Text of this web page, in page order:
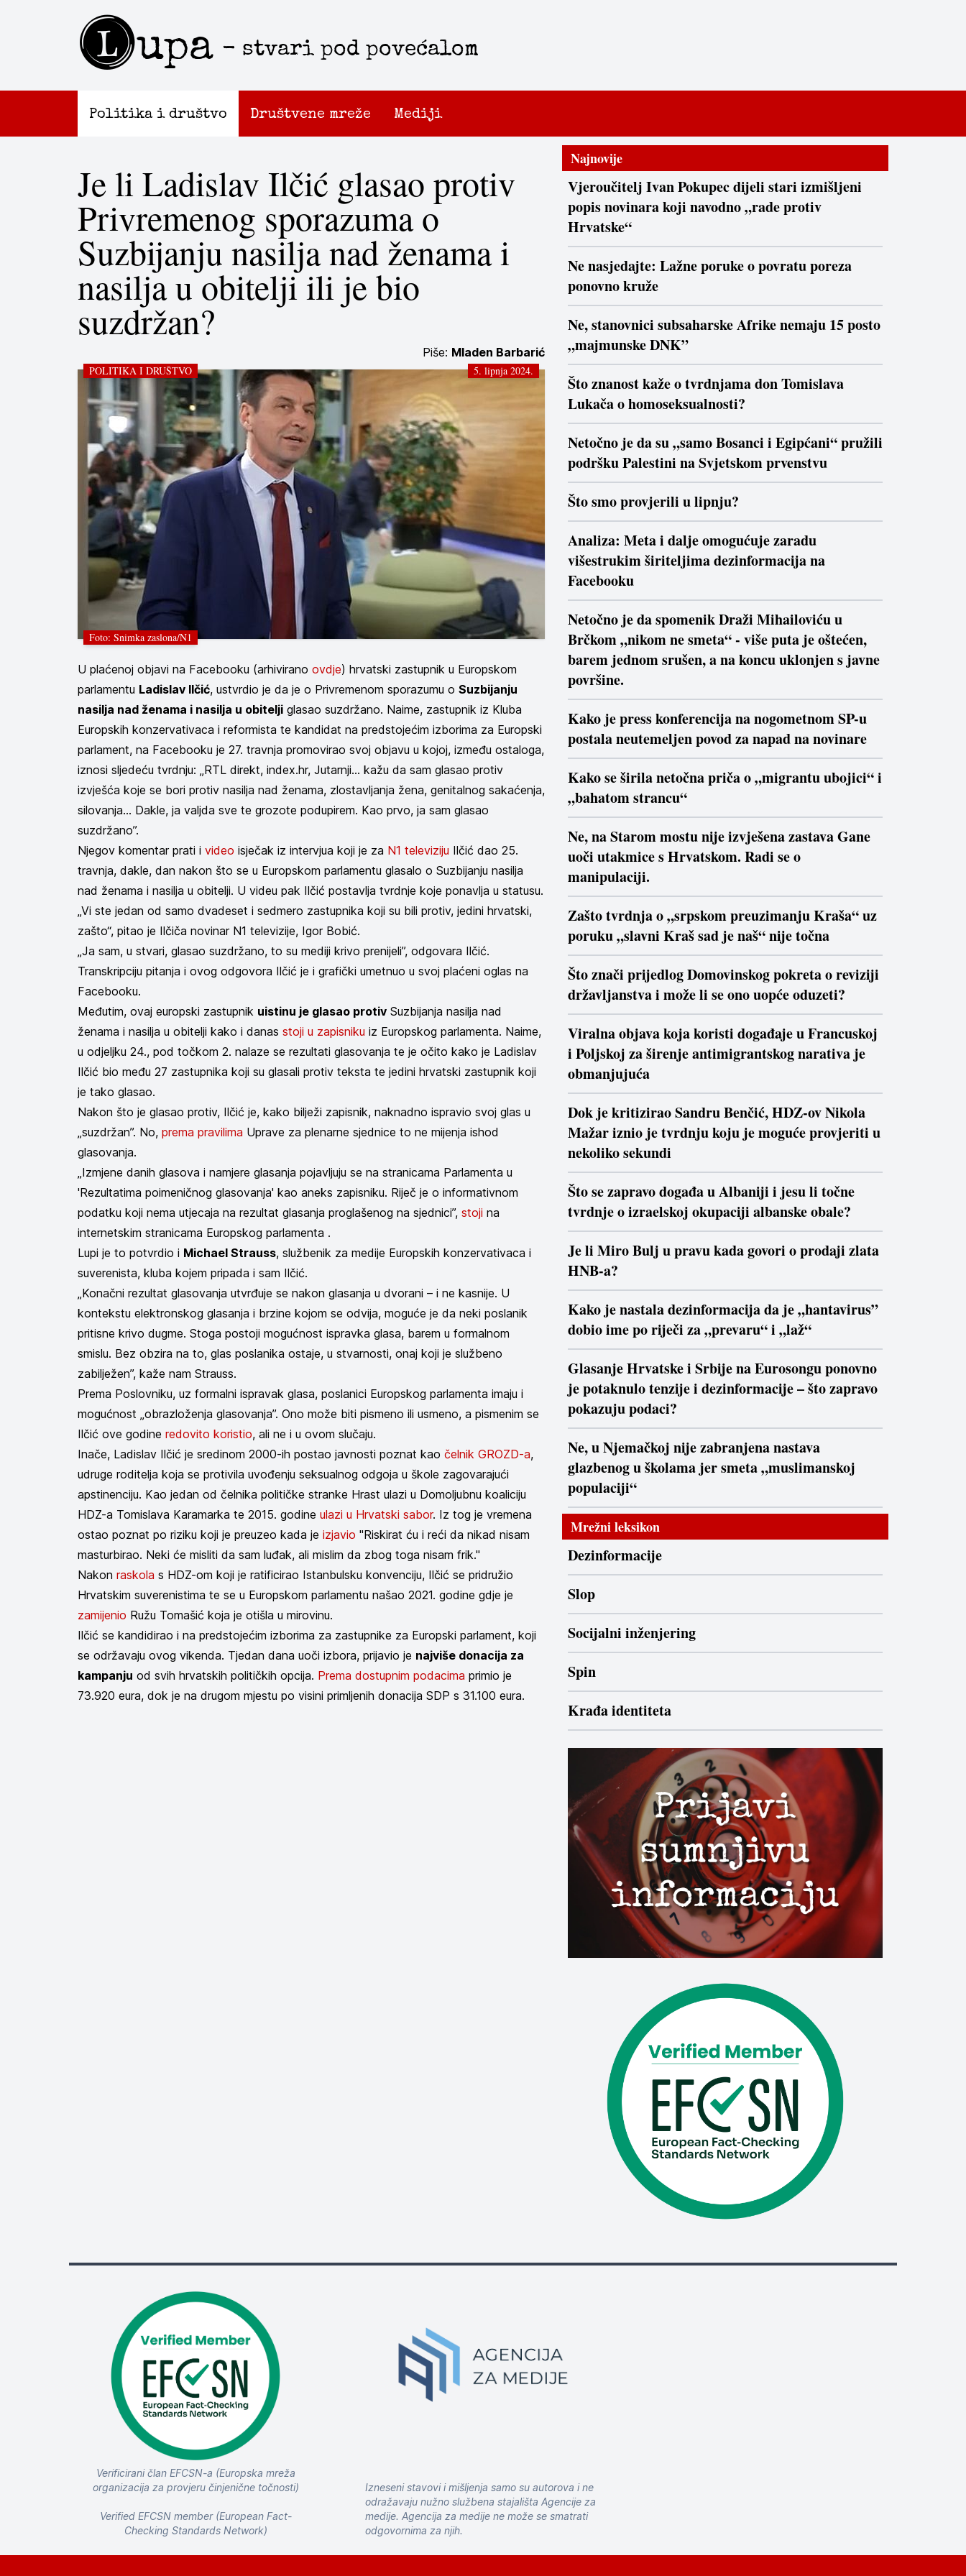
Lupa - stvari pod povećalom
Politika i društvo Društvene mreže Mediji
Je li Ladislav Ilčić glasao protiv
Privremenog sporazuma o
Suzbijanju nasilja nad ženama i
nasilja u obitelji ili je bio
suzdržan?
Piše: Mladen Barbarić
POLITIKA I DRUŠTVO 5. lipnja 2024.
Foto: Snimka zaslona/N1
U plaćenoj objavi na Facebooku (arhivirano ovdje) hrvatski zastupnik u Europskom
parlamentu Ladislav Ilčić, ustvrdio je da je o Privremenom sporazumu o Suzbijanju
nasilja nad ženama i nasilja u obitelji glasao suzdržano. Naime, zastupnik iz Kluba
Europskih konzervativaca i reformista te kandidat na predstojećim izborima za Europski
parlament, na Facebooku je 27. travnja promovirao svoj objavu u kojoj, između ostaloga,
iznosi sljedeću tvrdnju: „RTL direkt, index.hr, Jutarnji... kažu da sam glasao protiv
izvješća koje se bori protiv nasilja nad ženama, zlostavljanja žena, genitalnog sakaćenja,
silovanja... Dakle, ja valjda sve te grozote podupirem. Kao prvo, ja sam glasao
suzdržano”.
Njegov komentar prati i video isječak iz intervjua koji je za N1 televiziju Ilčić dao 25.
travnja, dakle, dan nakon što se u Europskom parlamentu glasalo o Suzbijanju nasilja
nad ženama i nasilja u obitelji. U videu pak Ilčić postavlja tvrdnje koje ponavlja u statusu.
„Vi ste jedan od samo dvadeset i sedmero zastupnika koji su bili protiv, jedini hrvatski,
zašto“, pitao je Ilčiča novinar N1 televizije, Igor Bobić.
„Ja sam, u stvari, glasao suzdržano, to su mediji krivo prenijeli”, odgovara Ilčić.
Transkripciju pitanja i ovog odgovora Ilčić je i grafički umetnuo u svoj plaćeni oglas na
Facebooku.
Međutim, ovaj europski zastupnik uistinu je glasao protiv Suzbijanja nasilja nad
ženama i nasilja u obitelji kako i danas stoji u zapisniku iz Europskog parlamenta. Naime,
u odjeljku 24., pod točkom 2. nalaze se rezultati glasovanja te je očito kako je Ladislav
Ilčić bio među 27 zastupnika koji su glasali protiv teksta te jedini hrvatski zastupnik koji
je tako glasao.
Nakon što je glasao protiv, Ilčić je, kako bilježi zapisnik, naknadno ispravio svoj glas u
„suzdržan”. No, prema pravilima Uprave za plenarne sjednice to ne mijenja ishod
glasovanja.
„Izmjene danih glasova i namjere glasanja pojavljuju se na stranicama Parlamenta u
'Rezultatima poimeničnog glasovanja' kao aneks zapisniku. Riječ je o informativnom
podatku koji nema utjecaja na rezultat glasanja proglašenog na sjednici”, stoji na
internetskim stranicama Europskog parlamenta .
Lupi je to potvrdio i Michael Strauss, službenik za medije Europskih konzervativaca i
suverenista, kluba kojem pripada i sam Ilčić.
„Konačni rezultat glasovanja utvrđuje se nakon glasanja u dvorani – i ne kasnije. U
kontekstu elektronskog glasanja i brzine kojom se odvija, moguće je da neki poslanik
pritisne krivo dugme. Stoga postoji mogućnost ispravka glasa, barem u formalnom
smislu. Bez obzira na to, glas poslanika ostaje, u stvarnosti, onaj koji je službeno
zabilježen”, kaže nam Strauss.
Prema Poslovniku, uz formalni ispravak glasa, poslanici Europskog parlamenta imaju i
mogućnost „obrazloženja glasovanja”. Ono može biti pismeno ili usmeno, a pismenim se
Ilčić ove godine redovito koristio, ali ne i u ovom slučaju.
Inače, Ladislav Ilčić je sredinom 2000-ih postao javnosti poznat kao čelnik GROZD-a,
udruge roditelja koja se protivila uvođenju seksualnog odgoja u škole zagovarajući
apstinenciju. Kao jedan od čelnika političke stranke Hrast ulazi u Domoljubnu koaliciju
HDZ-a Tomislava Karamarka te 2015. godine ulazi u Hrvatski sabor. Iz tog je vremena
ostao poznat po riziku koji je preuzeo kada je izjavio "Riskirat ću i reći da nikad nisam
masturbirao. Neki će misliti da sam luđak, ali mislim da zbog toga nisam frik."
Nakon raskola s HDZ-om koji je ratificirao Istanbulsku konvenciju, Ilčić se pridružio
Hrvatskim suverenistima te se u Europskom parlamentu našao 2021. godine gdje je
zamijenio Ružu Tomašić koja je otišla u mirovinu.
Ilčić se kandidirao i na predstojećim izborima za zastupnike za Europski parlament, koji
se održavaju ovog vikenda. Tjedan dana uoči izbora, prijavio je najviše donacija za
kampanju od svih hrvatskih političkih opcija. Prema dostupnim podacima primio je
73.920 eura, dok je na drugom mjestu po visini primljenih donacija SDP s 31.100 eura.
Najnovije
Vjeroučitelj Ivan Pokupec dijeli stari izmišljeni
popis novinara koji navodno „rade protiv
Hrvatske“
Ne nasjedajte: Lažne poruke o povratu poreza
ponovno kruže
Ne, stanovnici subsaharske Afrike nemaju 15 posto
„majmunske DNK”
Što znanost kaže o tvrdnjama don Tomislava
Lukača o homoseksualnosti?
Netočno je da su „samo Bosanci i Egipćani“ pružili
podršku Palestini na Svjetskom prvenstvu
Što smo provjerili u lipnju?
Analiza: Meta i dalje omogućuje zaradu
višestrukim širiteljima dezinformacija na
Facebooku
Netočno je da spomenik Draži Mihailoviću u
Brčkom „nikom ne smeta“ - više puta je oštećen,
barem jednom srušen, a na koncu uklonjen s javne
površine.
Kako je press konferencija na nogometnom SP-u
postala neutemeljen povod za napad na novinare
Kako se širila netočna priča o „migrantu ubojici“ i
„bahatom strancu“
Ne, na Starom mostu nije izvješena zastava Gane
uoči utakmice s Hrvatskom. Radi se o
manipulaciji.
Zašto tvrdnja o „srpskom preuzimanju Kraša“ uz
poruku „slavni Kraš sad je naš“ nije točna
Što znači prijedlog Domovinskog pokreta o reviziji
državljanstva i može li se ono uopće oduzeti?
Viralna objava koja koristi događaje u Francuskoj
i Poljskoj za širenje antimigrantskog narativa je
obmanjujuća
Dok je kritizirao Sandru Benčić, HDZ-ov Nikola
Mažar iznio je tvrdnju koju je moguće provjeriti u
nekoliko sekundi
Što se zapravo događa u Albaniji i jesu li točne
tvrdnje o izraelskoj okupaciji albanske obale?
Je li Miro Bulj u pravu kada govori o prodaji zlata
HNB-a?
Kako je nastala dezinformacija da je „hantavirus”
dobio ime po riječi za „prevaru“ i „laž“
Glasanje Hrvatske i Srbije na Eurosongu ponovno
je potaknulo tenzije i dezinformacije – što zapravo
pokazuju podaci?
Ne, u Njemačkoj nije zabranjena nastava
glazbenog u školama jer smeta „muslimanskoj
populaciji“
Mrežni leksikon
Dezinformacije
Slop
Socijalni inženjering
Spin
Krađa identiteta
Verificirani član EFCSN-a (Europska mreža
organizacija za provjeru činjenične točnosti)
Verified EFCSN member (European Fact-
Checking Standards Network)
Izneseni stavovi i mišljenja samo su autorova i ne
odražavaju nužno službena stajališta Agencije za
medije. Agencija za medije ne može se smatrati
odgovornima za njih.